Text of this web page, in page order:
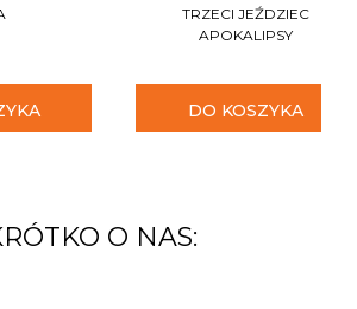
TRZECI JEŹDZIEC
APOKALIPSY
DO KOSZYKA
O NAS: